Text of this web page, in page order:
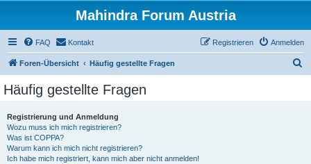
Mahindra Forum Austria
FAQ Kontakt Anmelden
Registrieren
Foren-Übersicht Häufig gestellte Fragen
Häufig gestellte Fragen
Registrierung und Anmeldung
Wozu muss ich mich registrieren?
Was ist COPPA?
Warum kann ich mich nicht registrieren?
Ich habe mich registriert, kann mich aber nicht anmelden!